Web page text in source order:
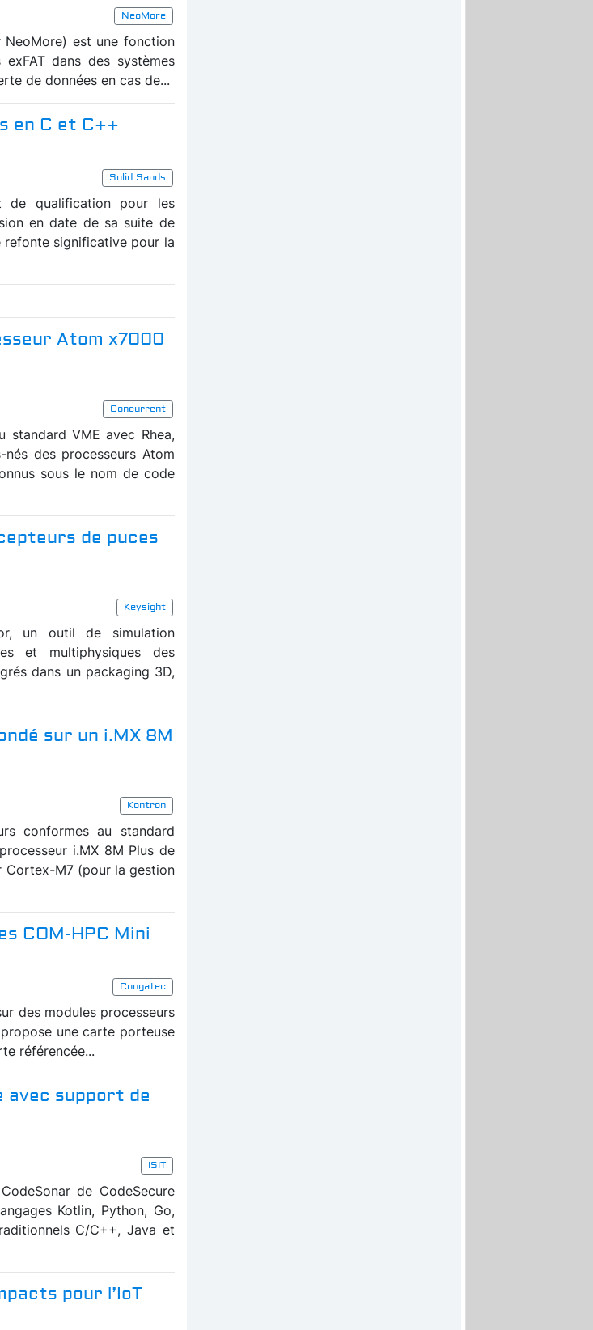
NeoMore
NeoMore) est une fonction
dans des systèmes
de données en cas de...
en C et C++
Solid Sands
de qualification pour les
en date de sa suite de
refonte significative pour la
Atom x7000
Concurrent
standard VME avec Rhea,
des processeurs Atom
sous le nom de code
de puces
Keysight
un outil de simulation
et multiphysiques des
dans un packaging 3D,
sur un i.MX 8M
Kontron
conformes au standard
i.MX 8M Plus de
M7 (pour la gestion
COM-HPC Mini
Congatec
des modules processeurs
une carte porteuse
référencée...
avec support de
ISIT
de CodeSecure
Kotlin, Python, Go,
C/C++, Java et
pour l’IoT